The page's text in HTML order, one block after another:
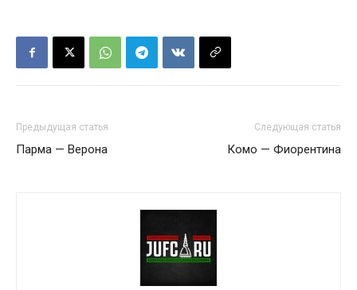
Предыдущая статья
Парма — Верона
Следующая статья
Комо — Фиорентина